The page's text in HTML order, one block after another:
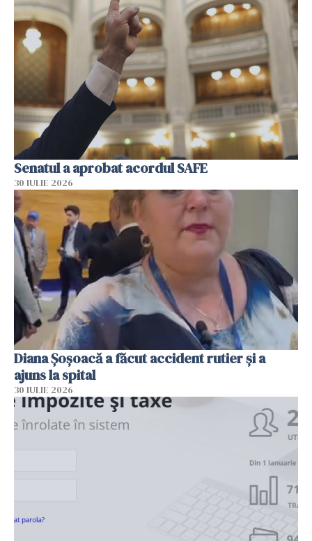
Senatul a aprobat acordul SAFE
30 IULIE 2026
Diana Șoșoacă a făcut accident rutier și a
ajuns la spital
30 IULIE 2026